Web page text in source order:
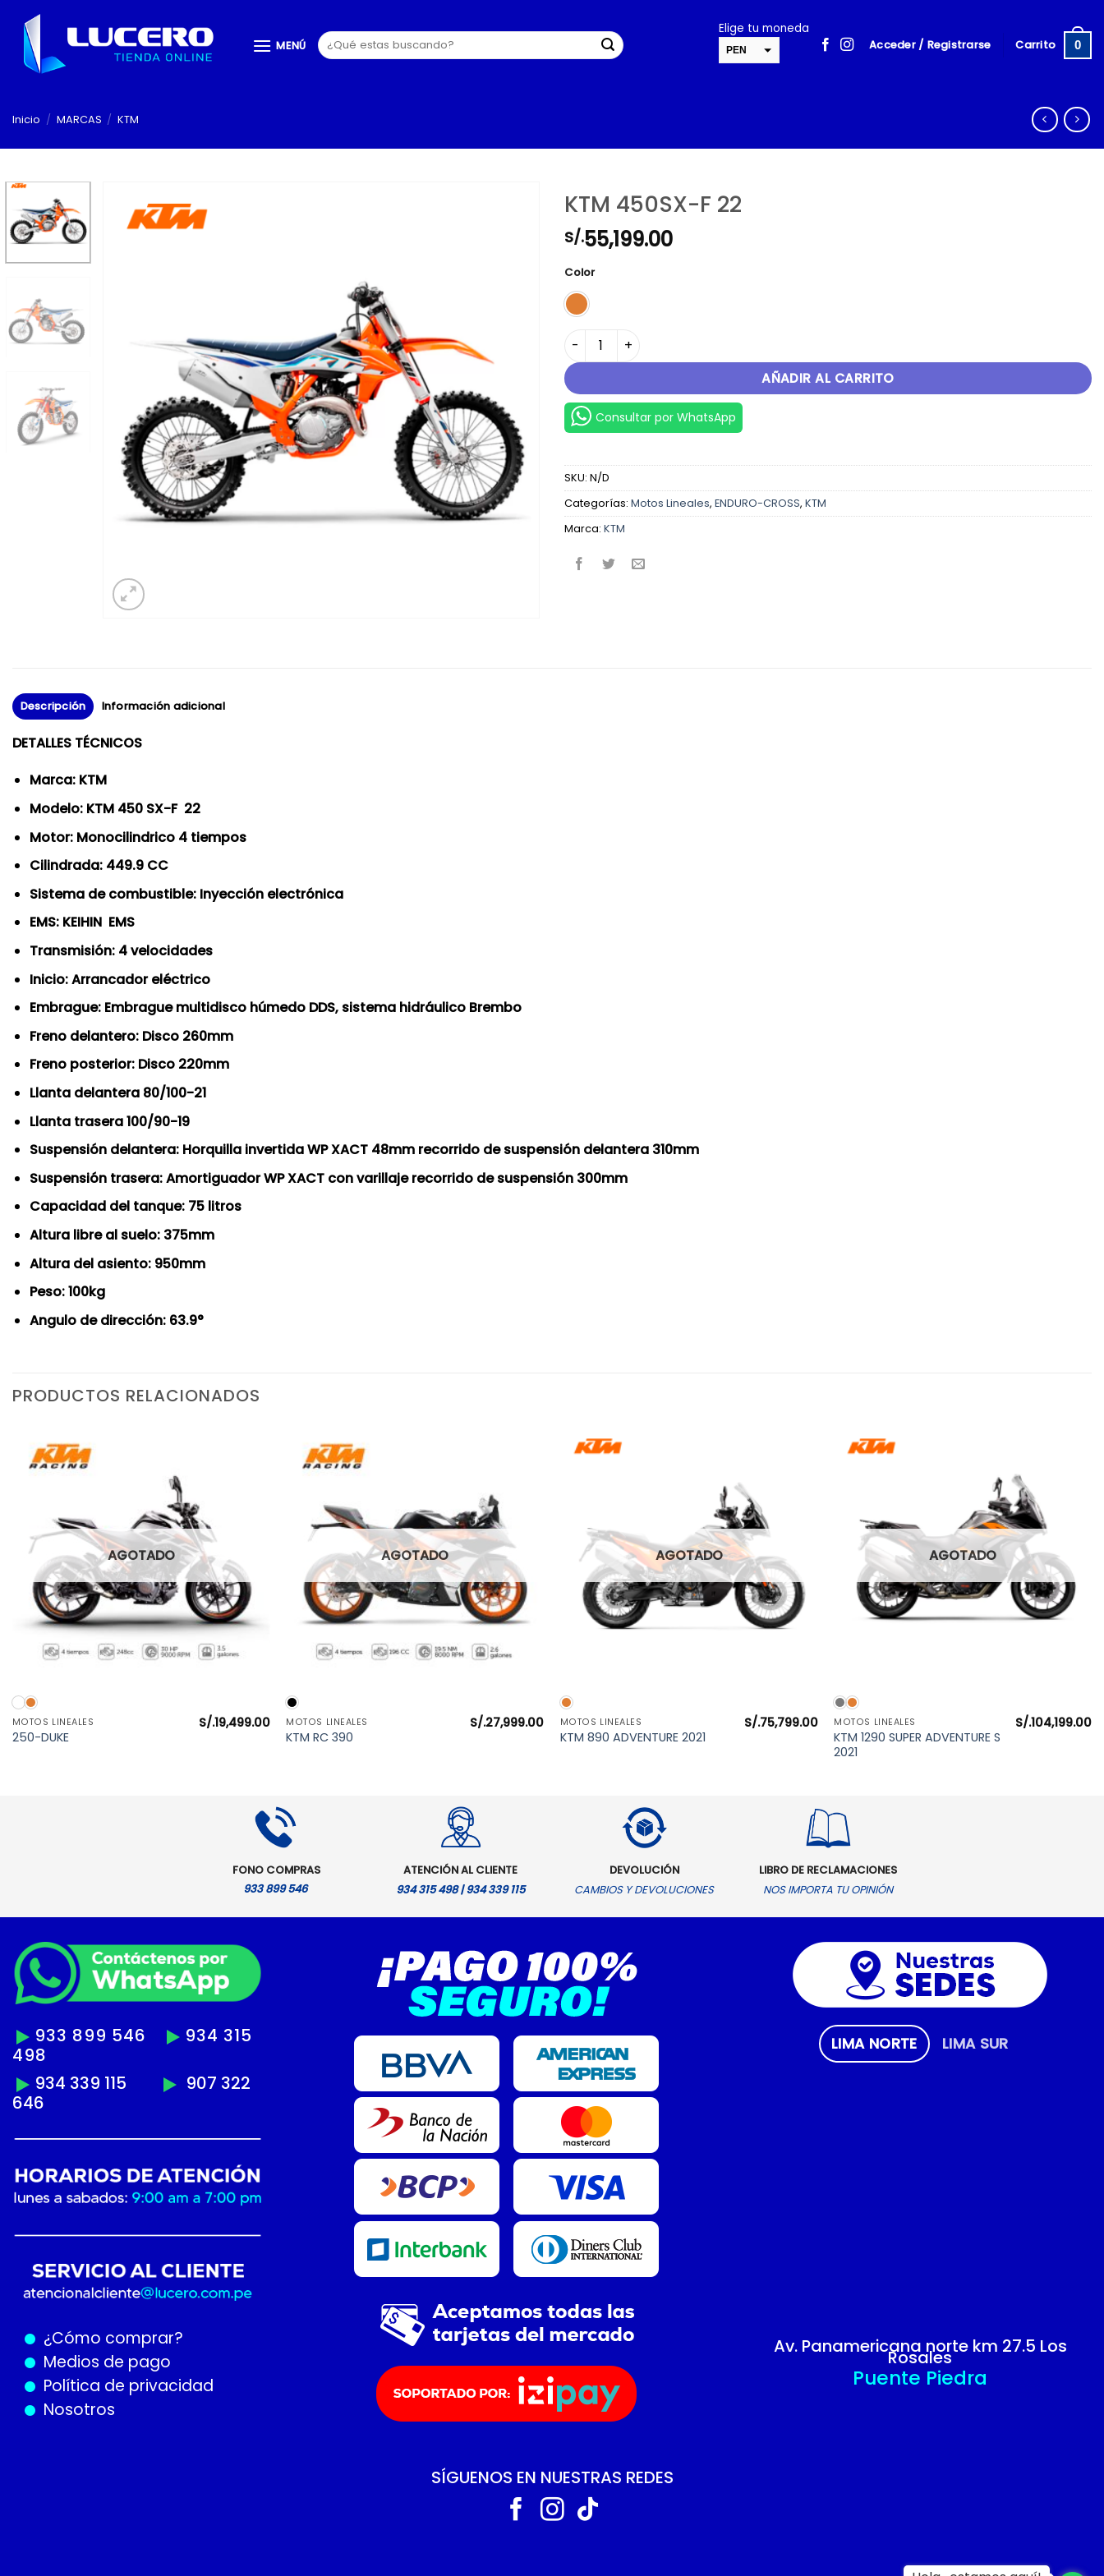
contenido
MENÚ
Buscar
por:
Elige tu moneda
PEN Acceder / Registrarse Carrito 0
Inicio / MARCAS / KTM
KTM 450SX-F 22
S/.55,199.00
Color
KTM 450SX-F 22 cantidad
AÑADIR AL CARRITO
Consultar por WhatsApp
SKU: N/D
Categorías: Motos Lineales, ENDURO-CROSS, KTM
Marca: KTM
Descripción Información adicional
DETALLES TÉCNICOS
Marca: KTM
Modelo: KTM 450 SX-F 22
Motor: Monocilindrico 4 tiempos
Cilindrada: 449.9 CC
Sistema de combustible: Inyección electrónica
EMS: KEIHIN EMS
Transmisión: 4 velocidades
Inicio: Arrancador eléctrico
Embrague: Embrague multidisco húmedo DDS, sistema hidráulico Brembo
Freno delantero: Disco 260mm
Freno posterior: Disco 220mm
Llanta delantera 80/100-21
Llanta trasera 100/90-19
Suspensión delantera: Horquilla invertida WP XACT 48mm recorrido de suspensión delantera 310mm
Suspensión trasera: Amortiguador WP XACT con varillaje recorrido de suspensión 300mm
Capacidad del tanque: 75 litros
Altura libre al suelo: 375mm
Altura del asiento: 950mm
Peso: 100kg
Angulo de dirección: 63.9°
PRODUCTOS RELACIONADOS
AGOTADO
MOTOS LINEALES
250-DUKE
S/.19,499.00
AGOTADO
MOTOS LINEALES
KTM RC 390
S/.27,999.00
AGOTADO
MOTOS LINEALES
KTM 890 ADVENTURE 2021
S/.75,799.00
AGOTADO
MOTOS LINEALES
KTM 1290 SUPER ADVENTURE S
2021
S/.104,199.00
FONO COMPRAS
933 899 546
ATENCIÓN AL CLIENTE
934 315 498 | 934 339 115
DEVOLUCIÓN
CAMBIOS Y DEVOLUCIONES
LIBRO DE RECLAMACIONES
NOS IMPORTA TU OPINIÓN
933 899 546
934 315
498
934 339 115
907 322
646
¿Cómo comprar?
Medios de pago
Política de privacidad
Nosotros
LIMA NORTE LIMA SUR
Av. Panamericana norte km 27.5 Los
Rosales
Puente Piedra
SÍGUENOS EN NUESTRAS REDES